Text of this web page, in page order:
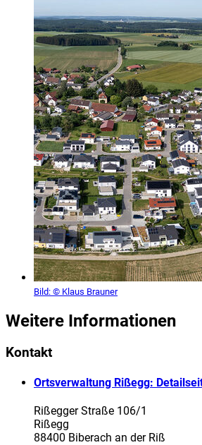
Bild: © Klaus Brauner
Weitere Informationen
Kontakt
Ortsverwaltung Rißegg:
Rißegger Straße 106/1
Rißegg
88400 Biberach an der Riß